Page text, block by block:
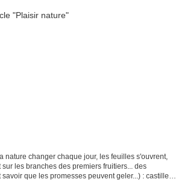
nature changer chaque jour, les feuilles s'ouvrent,
sur les branches des premiers fruitiers... des
que les promesses peuvent geler...) : castilles,